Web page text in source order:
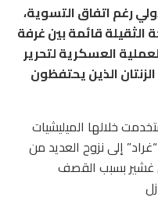
رغم اتفاق التسوية،
الثقيلة قائمة بين غرفة
العسكرية لتحرير
الذين يحتفظون
خلالها الميليشيات
إلى نزوح العديد من
غشير بسبب القصف